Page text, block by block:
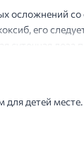
осложнений
его
суточная доза
для детей месте.